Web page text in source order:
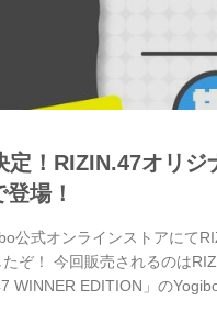
定！RIZIN.47オリジ
場！
公式オンラインストアにて
ぞ！ 今回販売されるのは
WINNER EDITION」の